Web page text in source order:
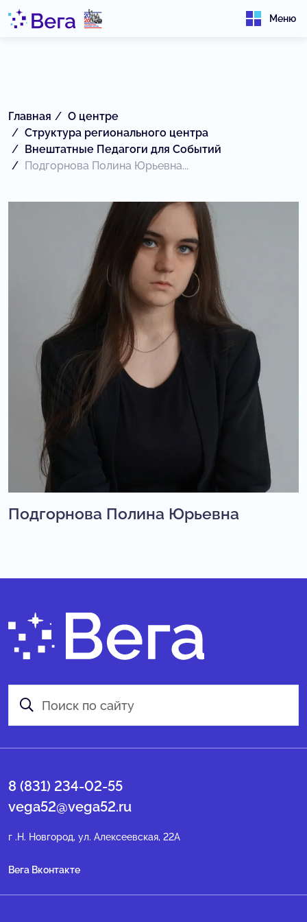
Меню
Главная
О центре
Структура регионального центра
Внештатные Педагоги для Событий
Подгорнова Полина Юрьевна...
Подгорнова Полина Юрьевна
8 (831) 234-02-55
vega52@vega52.ru
г .Н. Новгород, ул. Алексеевская, 22А
Вега Вконтакте